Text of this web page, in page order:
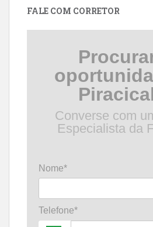
FALE COM CORRETOR
Converse com
Especialista da
Nome*
Telefone*